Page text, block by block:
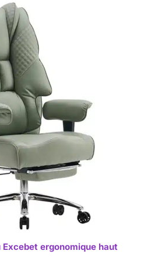
ergonomique haut